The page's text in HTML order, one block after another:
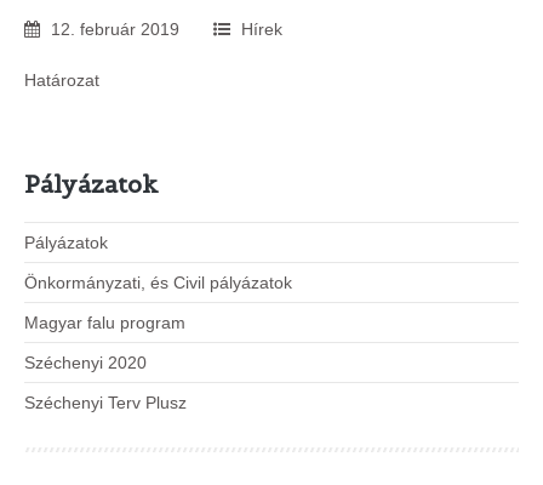
12 február 2019 Hírek
Határozat
Pályázatok
Pályázatok
Önkormányzati, és Civil pályázatok
Magyar falu program
Széchenyi 2020
Széchenyi Terv Plusz